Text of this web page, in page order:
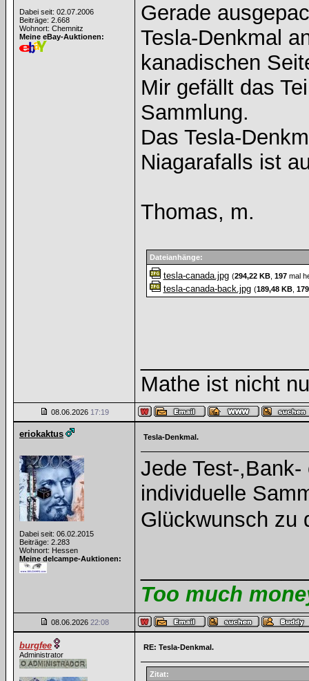
Dabei seit: 02.07.2006
Beiträge: 2.668
Wohnort: Chemnitz
Meine eBay-Auktionen:
Gerade
Tesla-Denkmal
kanadischen
Mir gefällt das
Sammlung.
Das Tesla-
Niagarafalls ist
Thomas, m.
Dateianhänge:
tesla-canada.jpg (294,22 KB, 197mal
tesla-canada-back.jpg (189,48 KB, 179
Mathe ist nicht
08.06.2026 17:19
eriokaktus
Dabei seit: 06.02.2015
Beiträge: 2.283
Wohnort: Hessen
Meine delcampe-Auktionen:
Tesla-Denkmal.
Jede Test-
individuelle
Glückwunsch zu
Too much
08.06.2026 22:08
burgfee
Administrator
RE: Tesla-Denkmal.
Zitat: